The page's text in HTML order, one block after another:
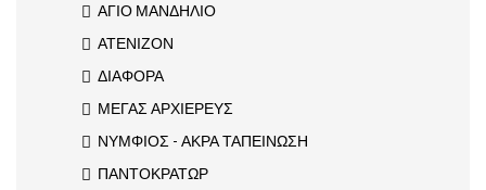
ΑΓΙΟ ΜΑΝΔΗΛΙΟ
ΑΤΕΝΙΖΟΝ
ΔΙΑΦΟΡΑ
ΜΕΓΑΣ ΑΡΧΙΕΡΕΥΣ
ΝΥΜΦΙΟΣ - ΑΚΡΑ ΤΑΠΕΙΝΩΣΗ
ΠΑΝΤΟΚΡΑΤΩΡ